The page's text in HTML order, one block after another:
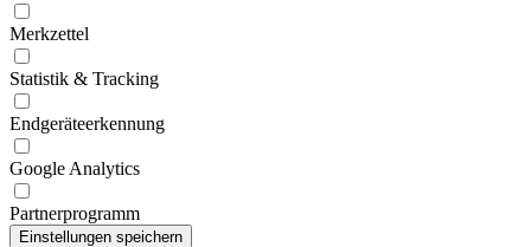
Merkzettel
Statistik & Tracking
Endgeräteerkennung
Google Analytics
Partnerprogramm